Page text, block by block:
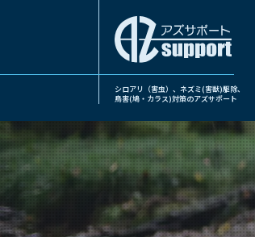
シロアリ（害虫）、ネズミ(害獣)駆除、
鳥害(鳩・カラス)対策のアズサポート